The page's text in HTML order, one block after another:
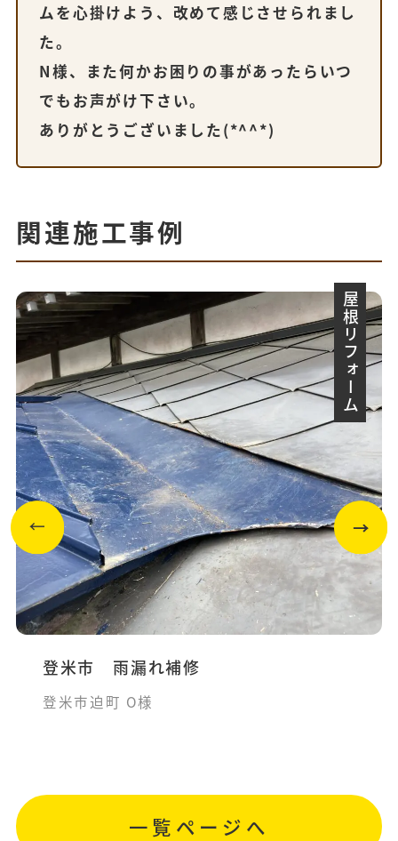
ムを心掛けよう、改めて感じさせられまし
た。
N様、また何かお困りの事があったらいつ
でもお声がけ下さい。
ありがとうございました(*^^*)
関連施工事例
屋根リフォーム
登米市 雨漏れ補修
登米市迫町 O様
一覧ページへ